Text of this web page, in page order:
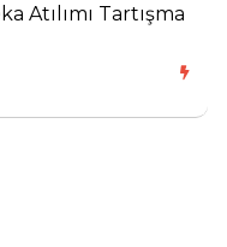
Atılımı Tartışma